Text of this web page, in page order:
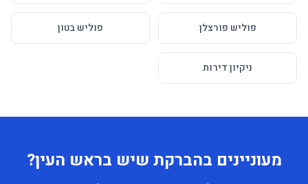
פוליש פורצלן פוליש בטון
ניקיון דירות
מעוניינים בהברקת שיש בראש העין?